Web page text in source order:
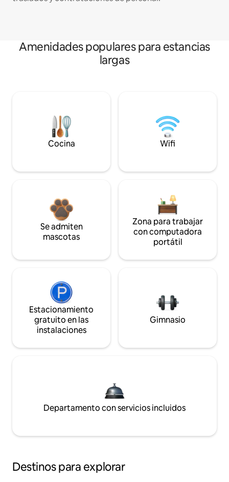
Amenidades populares para estancias
largas
Cocina Wifi
Se admiten
mascotas
Zona para trabajar
con computadora
portátil
Estacionamiento
gratuito en las
instalaciones
Gimnasio
Departamento con servicios incluidos
Destinos para explorar